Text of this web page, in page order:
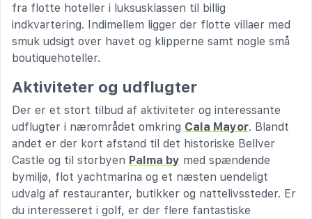
fra flotte hoteller i luksusklassen til billig
indkvartering. Indimellem ligger der flotte villaer med
smuk udsigt over havet og klipperne samt nogle små
boutiquehoteller.
Aktiviteter og udflugter
Der er et stort tilbud af aktiviteter og interessante
udflugter i nærområdet omkring Cala Mayor. Blandt
andet er der kort afstand til det historiske Bellver
Castle og til storbyen Palma by med spændende
bymiljø, flot yachtmarina og et næsten uendeligt
udvalg af restauranter, butikker og nattelivssteder. Er
du interesseret i golf, er der flere fantastiske